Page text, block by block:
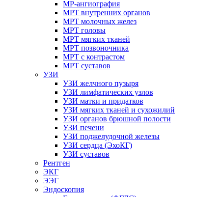
МР-ангиография
МРТ внутренних органов
МРТ молочных желез
МРТ головы
МРТ мягких тканей
МРТ позвоночника
МРТ с контрастом
МРТ суставов
УЗИ
УЗИ желчного пузыря
УЗИ лимфатических узлов
УЗИ матки и придатков
УЗИ мягких тканей и сухожилий
УЗИ органов брюшной полости
УЗИ печени
УЗИ поджелудочной железы
УЗИ сердца (ЭхоКГ)
УЗИ суставов
Рентген
ЭКГ
ЭЭГ
Эндоскопия